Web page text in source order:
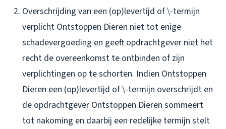
Overschrijding van een (op)levertijd of \-termijn
verplicht Ontstoppen Dieren niet tot enige
schadevergoeding en geeft opdrachtgever niet het
recht de overeenkomst te ontbinden of zijn
verplichtingen op te schorten. Indien Ontstoppen
Dieren een (op)levertijd of \-termijn overschrijdt en
de opdrachtgever Ontstoppen Dieren sommeert
tot nakoming en daarbij een redelijke termijn stelt